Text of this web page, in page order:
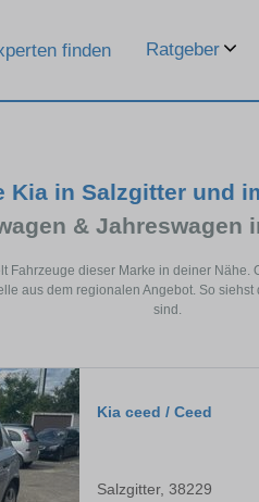
finden Ratgeber
Kia in Salzgitter und
& Jahreswagen
Fahrzeuge dieser Marke in deiner
aus dem regionalen Angebot. So
sind.
Kia ceed / Ceed
Salzgitter, 38229